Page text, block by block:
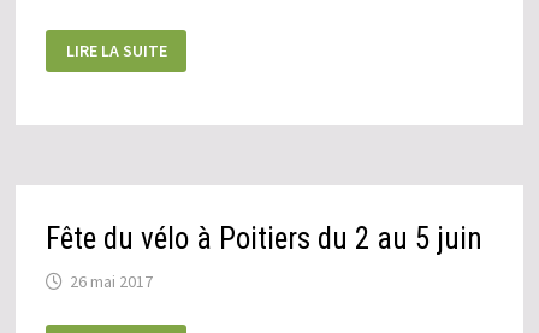
DU
VÉLO
LIRE LA SUITE
Fête du vélo à Poitiers du 2 au 5 juin
26 mai 2017